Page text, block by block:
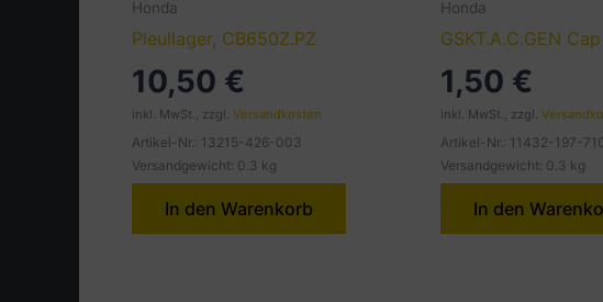
Honda
Pleullager, CB650Z.PZ
10,50 €
inkl. MwSt., zzgl. Versandkosten
Artikel-Nr.: 13215-426-003
Versandgewicht: 0.3 kg
In den Warenkorb
Honda
GSKT.A.C.GEN
1,50 €
inkl. MwSt., zzgl.
Artikel-Nr.: 11432-197-
Versandgewicht: 0.3 kg
In den